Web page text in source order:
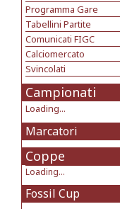
Programma Gare
Tabellini Partite
Comunicati FIGC
Calciomercato
Svincolati
Campionati
Loading...
Marcatori
Coppe
Loading...
Fossil Cup